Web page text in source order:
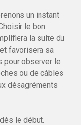
un instant
le bon
la suite du
et favorisera sa
pour observer le
ou de câbles
désagréments
le début.